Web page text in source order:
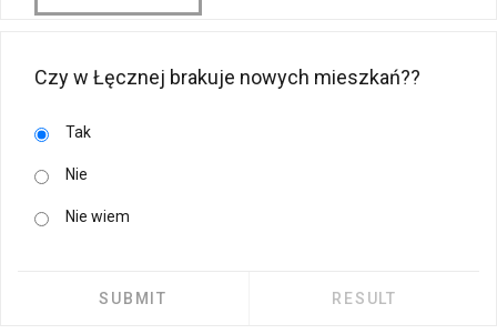
Czy w Łęcznej brakuje nowych mieszkań??
Tak
Nie
Nie wiem